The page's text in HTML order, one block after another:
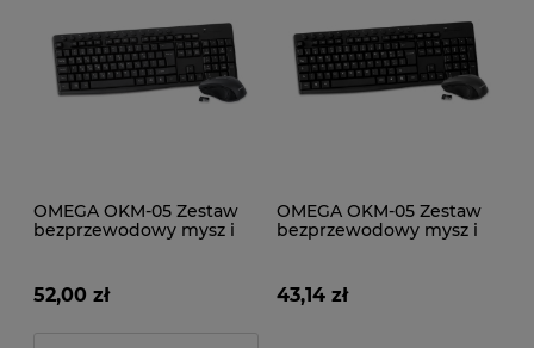
OMEGA OKM-05 Zestaw
bezprzewodowy mysz i
52,00 zł
OMEGA OKM-05 Zestaw
bezprzewodowy mysz i
43,14 zł